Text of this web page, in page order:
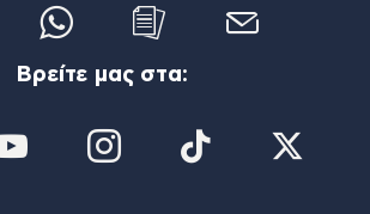
Βρείτε μας στα: